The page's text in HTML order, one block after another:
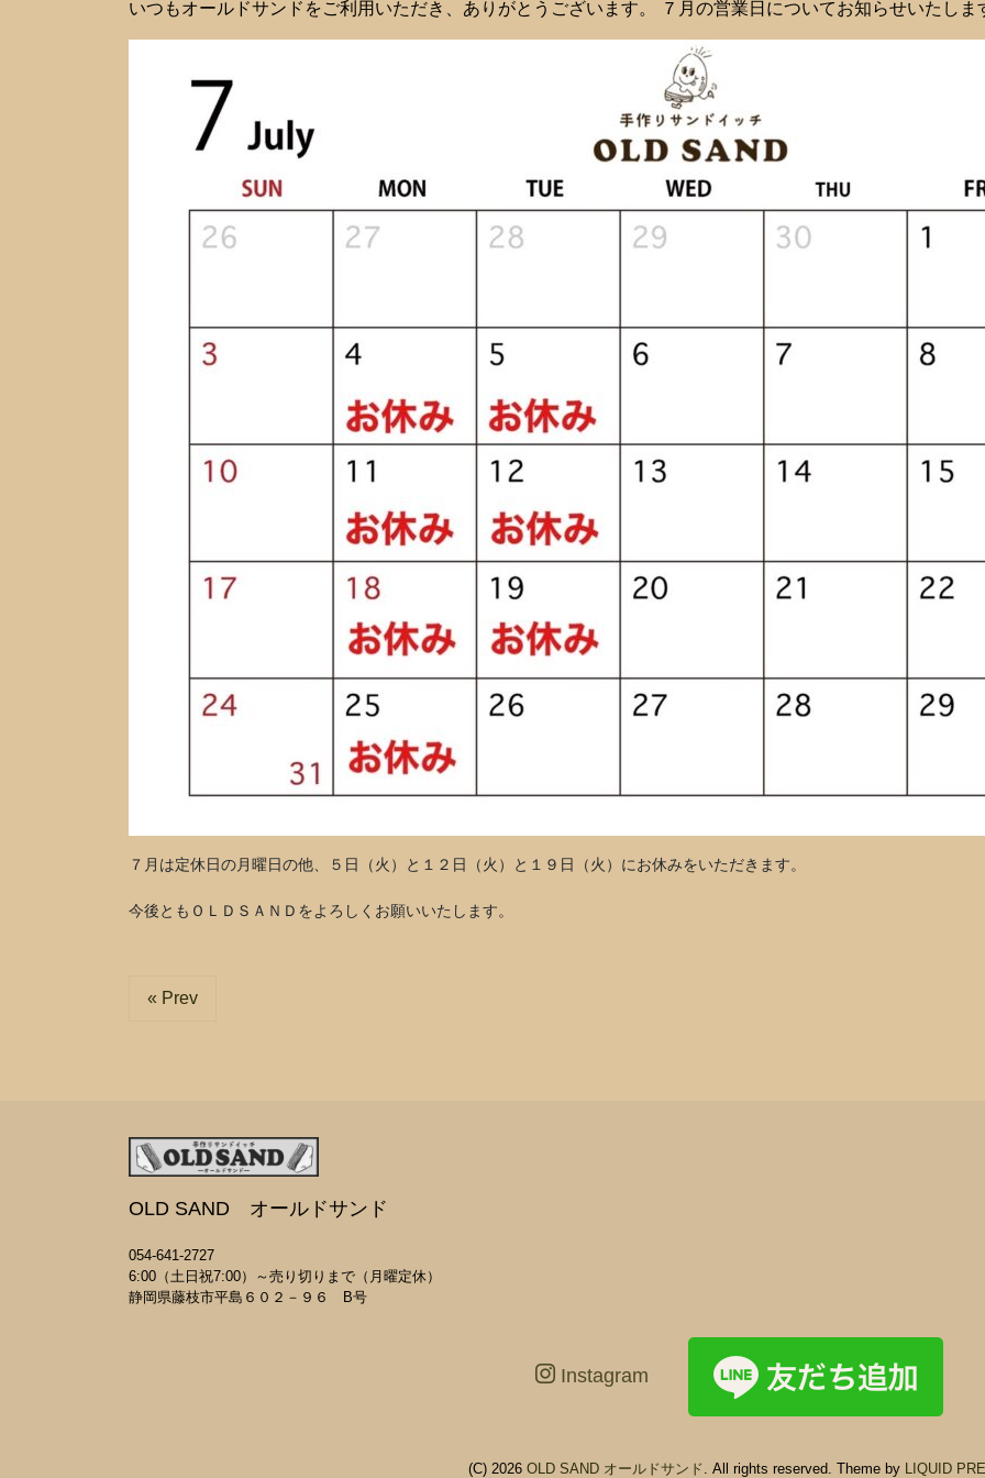
いつもオールドサンドをご利用いただき、ありがとうございます。 ７月の営業日についてお知らせいたしま
７月は定休日の月曜日の他、５日（火）と１２日（火）と１９日（火）にお休みをいただきます。
今後ともＯＬＤＳＡＮＤをよろしくお願いいたします。
« Prev
OLD SAND オールドサンド
054-641-2727
6:00（土日祝7:00）～売り切りまで（月曜定休）
静岡県藤枝市平島６０２－９６ B号
Instagram
(C) 2026 OLD SAND オールドサンド . All rights reserved. Theme by LIQUID